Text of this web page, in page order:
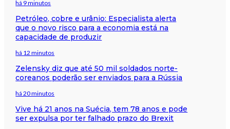
há 9 minutos
Petróleo, cobre e urânio: Especialista alerta
que o novo risco para a economia está na
capacidade de produzir
há 12 minutos
Zelensky diz que até 50 mil soldados norte-
coreanos poderão ser enviados para a Rússia
há 20 minutos
Vive há 21 anos na Suécia, tem 78 anos e pode
ser expulsa por ter falhado prazo do Brexit